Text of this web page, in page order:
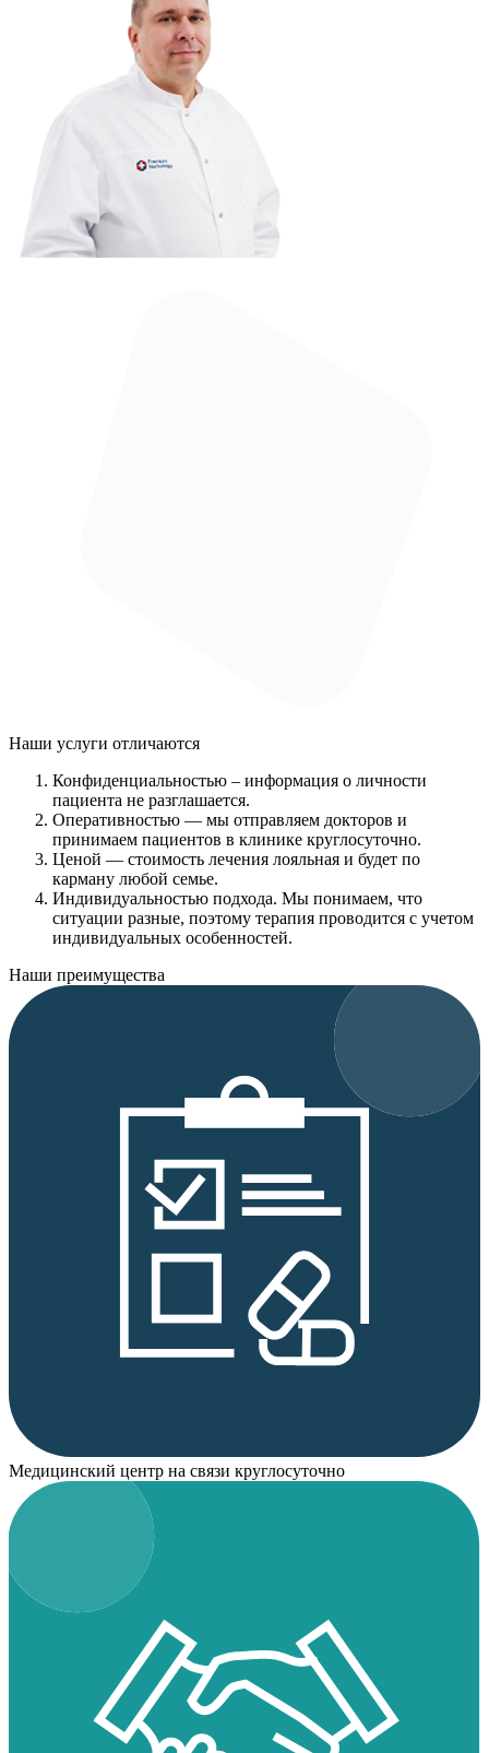
Наши услуги отличаются
Конфиденциальностью – информация о личности
пациента не разглашается.
Оперативностью — мы отправляем докторов и
принимаем пациентов в клинике круглосуточно.
Ценой — стоимость лечения лояльная и будет по
карману любой семье.
Индивидуальностью подхода. Мы понимаем, что
ситуации разные, поэтому терапия проводится с учетом
индивидуальных особенностей.
Наши преимущества
Медицинский центр на связи круглосуточно